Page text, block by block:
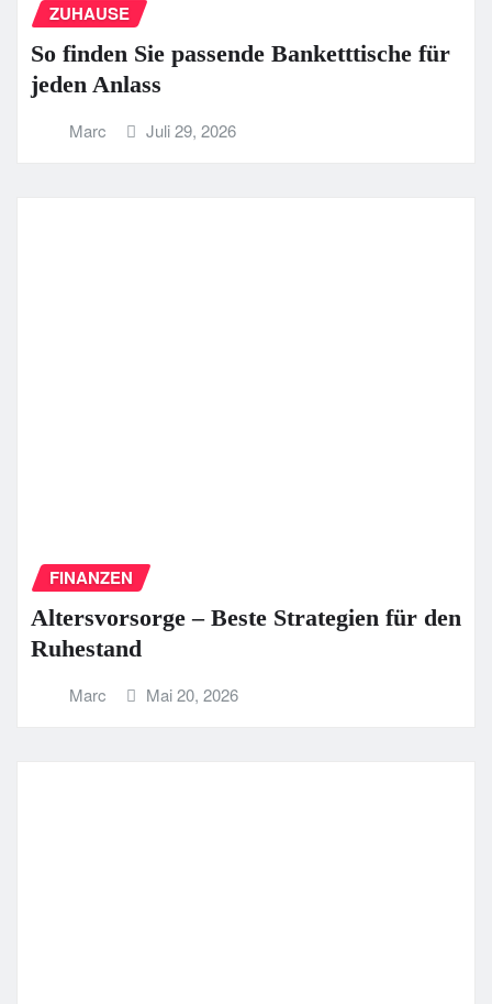
ZUHAUSE
So finden Sie passende Banketttische für
jeden Anlass
Marc Juli 29, 2026
FINANZEN
Altersvorsorge – Beste Strategien für den
Ruhestand
Marc Mai 20, 2026